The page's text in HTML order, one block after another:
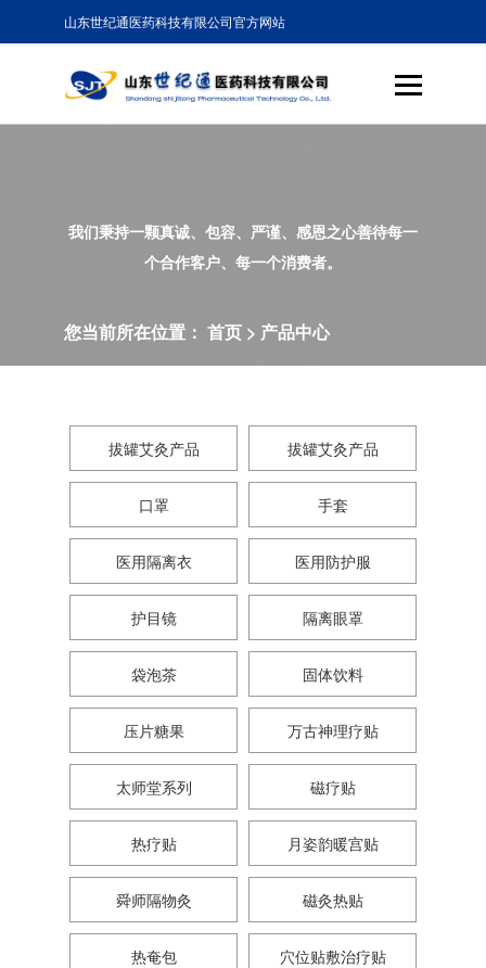
山东世纪通医药科技有限公司官方网站
我们秉持一颗真诚、包容、严谨、感恩之心善待每一
个合作客户、每一个消费者。
您当前所在位置： 首页 > 产品中心
拔罐艾灸产品 拔罐艾灸产品
口罩 手套
医用隔离衣 医用防护服
护目镜 隔离眼罩
袋泡茶 固体饮料
压片糖果 万古神理疗贴
太师堂系列 磁疗贴
热疗贴 月姿韵暖宫贴
舜师隔物灸 磁灸热贴
热奄包 穴位贴敷治疗贴